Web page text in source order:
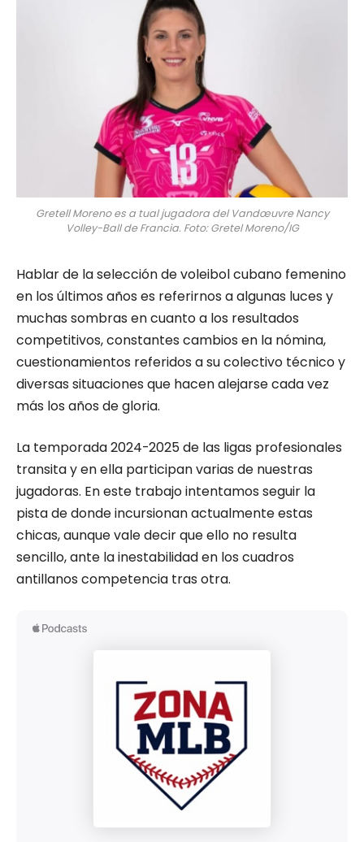
Gretell Moreno es a tual jugadora del Vandœuvre Nancy
Volley-Ball de Francia. Foto: Gretel Moreno/IG
Hablar de la selección de voleibol cubano femenino
en los últimos años es referirnos a algunas luces y
muchas sombras en cuanto a los resultados
competitivos, constantes cambios en la nómina,
cuestionamientos referidos a su colectivo técnico y
diversas situaciones que hacen alejarse cada vez
más los años de gloria.
La temporada 2024-2025 de las ligas profesionales
transita y en ella participan varias de nuestras
jugadoras. En este trabajo intentamos seguir la
pista de donde incursionan actualmente estas
chicas, aunque vale decir que ello no resulta
sencillo, ante la inestabilidad en los cuadros
antillanos competencia tras otra.